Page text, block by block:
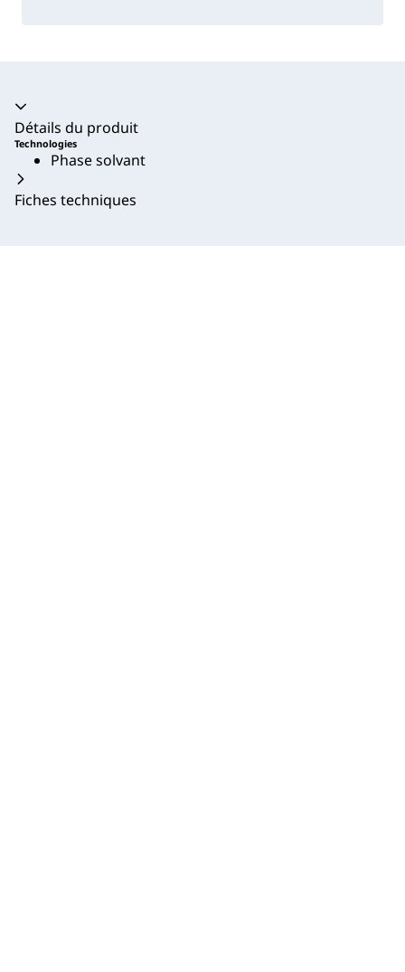
Accordéon fermé
Détails du produit
Technologies
Phase solvant
Fiches techniques